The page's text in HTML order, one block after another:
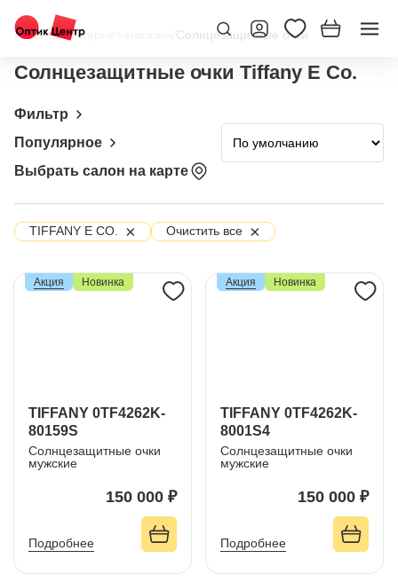
Главная/Интернет-магазин Солнцезащитные очки
Солнцезащитные очки Tiffany E Co.
Фильтр
Популярное
Выбрать салон на карте
TIFFANY E CO. × Очистить все ×
TIFFANY 0TF4262K-
80159S
Солнцезащитные очки
мужские
150 000 ₽
Подробнее
Акция Новинка
TIFFANY 0TF4262K-
8001S4
Солнцезащитные очки
мужские
150 000 ₽
Подробнее
Акция Новинка